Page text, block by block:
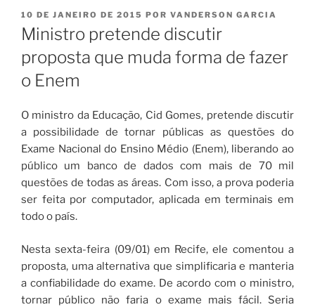
PUBLICADO
EM
10 DE JANEIRO DE 2015 POR VANDERSON GARCIA
Ministro pretende discutir
proposta que muda forma de fazer
o Enem
O ministro da Educação, Cid Gomes, pretende discutir
a possibilidade de tornar públicas as questões do
Exame Nacional do Ensino Médio (Enem), liberando ao
público um banco de dados com mais de 70 mil
questões de todas as áreas. Com isso, a prova poderia
ser feita por computador, aplicada em terminais em
todo o país.
Nesta sexta-feira (09/01) em Recife, ele comentou a
proposta, uma alternativa que simplificaria e manteria
a confiabilidade do exame. De acordo com o ministro,
tornar público não faria o exame mais fácil. Seria